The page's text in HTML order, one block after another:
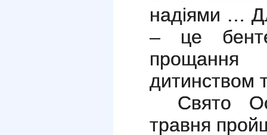
надіями …
– це
дитинством
Свято
травня